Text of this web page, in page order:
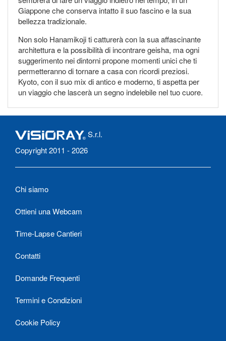
Giappone che conserva intatto il suo fascino e la sua
bellezza tradizionale.
Non solo Hanamikoji ti catturerà con la sua affascinante
architettura e la possibilità di incontrare geisha, ma ogni
suggerimento nei dintorni propone momenti unici che ti
permetteranno di tornare a casa con ricordi preziosi.
Kyoto, con il suo mix di antico e moderno, ti aspetta per
un viaggio che lascerà un segno indelebile nel tuo cuore.
S.r.l.
Copyright 2011 - 2026
Chi siamo
Ottieni una Webcam
Time-Lapse Cantieri
Contatti
Domande Frequenti
Termini e Condizioni
Cookie Policy